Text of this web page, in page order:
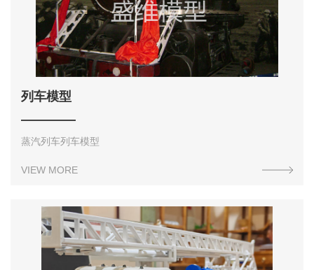
列车模型
蒸汽列车列车模型
VIEW MORE